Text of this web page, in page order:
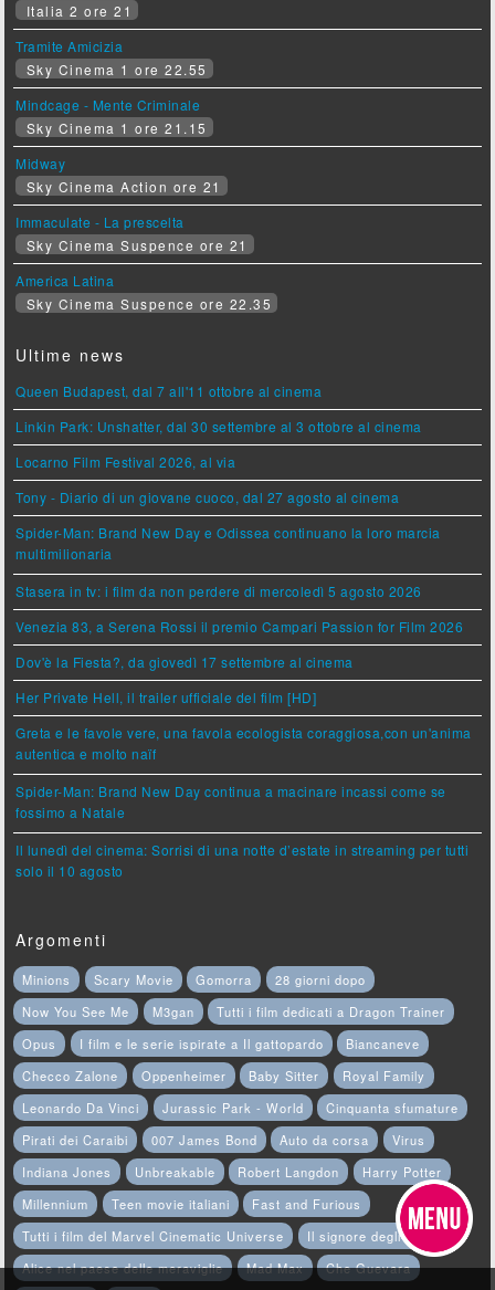
Italia 2 ore 21
Tramite Amicizia
Sky Cinema 1 ore 22.55
Mindcage - Mente Criminale
Sky Cinema 1 ore 21.15
Midway
Sky Cinema Action ore 21
Immaculate - La prescelta
Sky Cinema Suspence ore 21
America Latina
Sky Cinema Suspence ore 22.35
Ultime news
Queen Budapest, dal 7 all'11 ottobre al cinema
Linkin Park: Unshatter, dal 30 settembre al 3 ottobre al cinema
Locarno Film Festival 2026, al via
Tony - Diario di un giovane cuoco, dal 27 agosto al cinema
Spider-Man: Brand New Day e Odissea continuano la loro marcia
multimilionaria
Stasera in tv: i film da non perdere di mercoledì 5 agosto 2026
Venezia 83, a Serena Rossi il premio Campari Passion for Film 2026
Dov'è la Fiesta?, da giovedì 17 settembre al cinema
Her Private Hell, il trailer ufficiale del film [HD]
Greta e le favole vere, una favola ecologista coraggiosa,con un'anima
autentica e molto naïf
Spider-Man: Brand New Day continua a macinare incassi come se
fossimo a Natale
Il lunedì del cinema: Sorrisi di una notte d’estate in streaming per tutti
solo il 10 agosto
Argomenti
Minions Scary Movie Gomorra
28 giorni dopo
Now You See Me
M3gan
Tutti i film dedicati a Dragon Trainer
Opus
I film e le serie ispirate a Il gattopardo
Biancaneve
Checco Zalone
Oppenheimer Baby Sitter
Royal Family
Leonardo Da Vinci
Jurassic Park - World
Cinquanta sfumature
Pirati dei Caraibi
007 James Bond Auto da corsa
Virus
Indiana Jones
Unbreakable Robert Langdon
Harry Potter
Millennium
Teen movie italiani
Fast and Furious
Tutti i film del Marvel Cinematic Universe
Il signore degli anelli
Alice nel paese delle meraviglie
Mad Max Che Guevara